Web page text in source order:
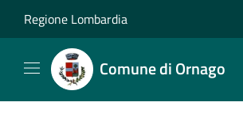
Regione Lombardia
Comune di Ornago